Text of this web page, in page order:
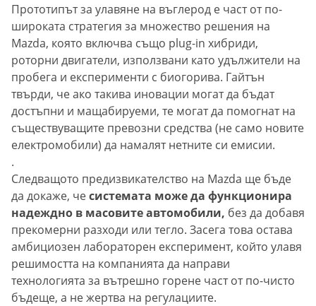
Прототипът за улавяне на въглерод е част от по-
широката стратегия за множество решения на
Mazda, която включва също plug-in хибриди,
роторни двигатели, използвани като удължители на
пробега и експерименти с биогорива. Гайтън
твърди, че ако такива иновации могат да бъдат
достъпни и мащабируеми, те могат да помогнат на
съществуващите превозни средства (не само новите
електромобили) да намалят нетните си емисии.
.
Следващото предизвикателство на Mazda ще бъде
да докаже, чесистемата може да функционира
надеждно в масовите автомобили, без да добавя
прекомерни разходи или тегло. Засега това остава
амбициозен лабораторен експеримент, който улавя
решимостта на компанията да направи
технологията за вътрешно горене част от по-чисто
бъдеще, а не жертва на регулациите.